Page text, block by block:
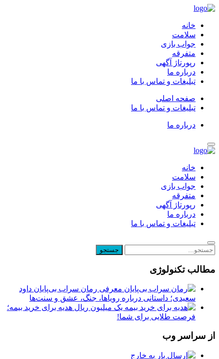
خانه
سلامت
جواب بازی
متفرقه
رپورتاژ آگهی
درباره ما
تبلیغات و تماس با ما
صفحه اصلی
تبلیغات و تماس با ما
درباره ما
خانه
سلامت
جواب بازی
متفرقه
رپورتاژ آگهی
درباره ما
تبلیغات و تماس با ما
مطالب تکنولوژی
معرفی رمان سراب بی‌پایان داود
سعیدی؛ داستانی درباره رویاها، جنگ، عشق و سنت‌ها
یک میلیون ریال هدیه برای خرید بیمه؛
فرصت طلایی برای شما!
از سراسر وب